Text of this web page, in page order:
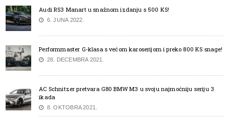
Audi RS3 Manart u snažnom izdanju s 500 KS!
6. JUNA 2022.
Performmaster G-klasa s većom karoserijom i preko 800 KS snage!
28. DECEMBRA 2021.
AC Schnitzer pretvara G80 BMW M3 u svoju najmoćniju seriju 3
ikada
8. OKTOBRA 2021.